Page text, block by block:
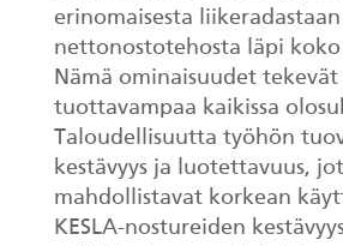
Kahmarit I
erinomaisesta
nettonostotehosta läpi
Nämä ominaisuudet
tuottavampaa kaikissa
Taloudellisuutta työhön
kestävyys ja luotettavuus,
mahdollistavat korkean
KESLA-nostureiden